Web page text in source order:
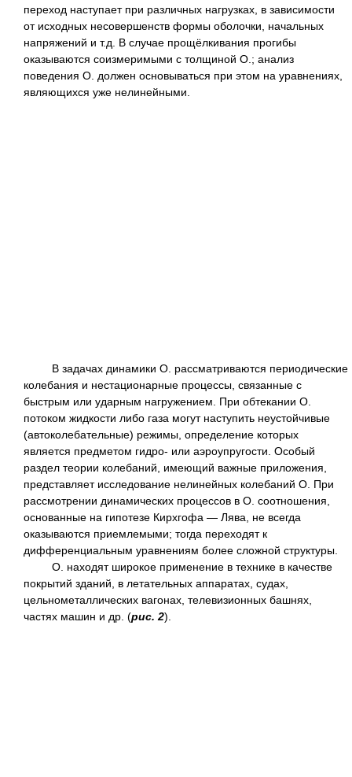
переход наступает при различных нагрузках, в зависимости
от исходных несовершенств формы оболочки, начальных
напряжений и т.д. В случае прощёлкивания прогибы
оказываются соизмеримыми с толщиной О.; анализ
поведения О. должен основываться при этом на уравнениях,
являющихся уже нелинейными.
В задачах динамики О. рассматриваются периодические
колебания и нестационарные процессы, связанные с
быстрым или ударным нагружением. При обтекании О.
потоком жидкости либо газа могут наступить неустойчивые
(автоколебательные) режимы, определение которых
является предметом гидро- или аэроупругости. Особый
раздел теории колебаний, имеющий важные приложения,
представляет исследование нелинейных колебаний О. При
рассмотрении динамических процессов в О. соотношения,
основанные на гипотезе Кирхгофа — Лява, не всегда
оказываются приемлемыми; тогда переходят к
дифференциальным уравнениям более сложной структуры.
О. находят широкое применение в технике в качестве
покрытий зданий, в летательных аппаратах, судах,
цельнометаллических вагонах, телевизионных башнях,
частях машин и др. (рис. 2).